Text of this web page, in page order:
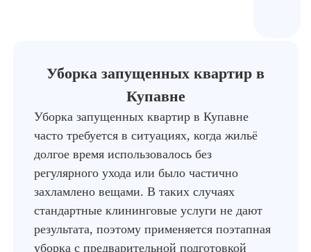
Уборка запущенных квартир в
Купавне
Уборка запущенных квартир в Купавне
часто требуется в ситуациях, когда жильё
долгое время использовалось без
регулярного ухода или было частично
захламлено вещами. В таких случаях
стандартные клининговые услуги не дают
результата, поэтому применяется поэтапная
уборка с предварительной подготовкой